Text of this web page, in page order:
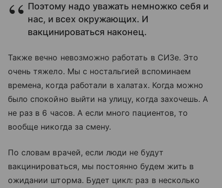
Поэтому надо уважать немножко себя и
нас, и всех окружающих. И
вакцинироваться наконец.
Также вечно невозможно работать в СИЗе. Это
очень тяжело. Мы с ностальгией вспоминаем
времена, когда работали в халатах. Когда можно
было спокойно выйти на улицу, когда захочешь. А
не раз в 6 часов. А если много пациентов, то
вообще никогда за смену.
По словам врачей, если люди не будут
вакцинироваться, мы постоянно будем жить в
ожидании шторма. Будет цикл: раз в несколько